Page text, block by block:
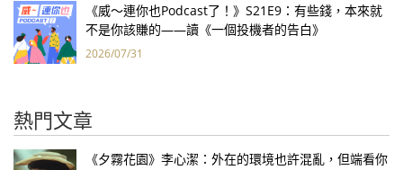
《威～連你也Podcast了！》S21E9：有些錢，本來就
不是你該賺的——讀《一個投機者的告白》
2026/07/31
熱門文章
《夕霧花園》李心潔：外在的環境也許混亂，但端看你